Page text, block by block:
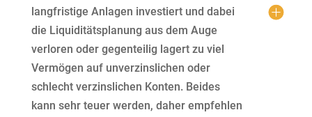
langfristige Anlagen investiert und dabei
die Liquiditätsplanung aus dem Auge
verloren oder gegenteilig lagert zu viel
Vermögen auf unverzinslichen oder
schlecht verzinslichen Konten. Beides
kann sehr teuer werden, daher empfehlen